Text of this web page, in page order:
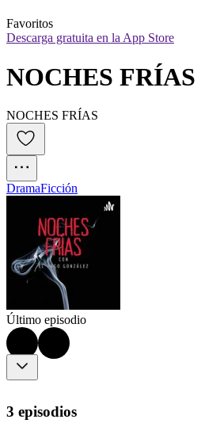
Favoritos
Descarga gratuita en la App Store
NOCHES FRÍAS
NOCHES FRÍAS
DramaFicción
Último episodio
3 episodios